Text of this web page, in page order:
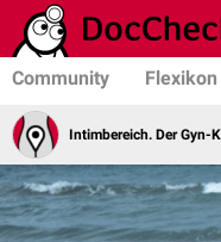
Community Flexikon
Intimbereich. Der Gyn-